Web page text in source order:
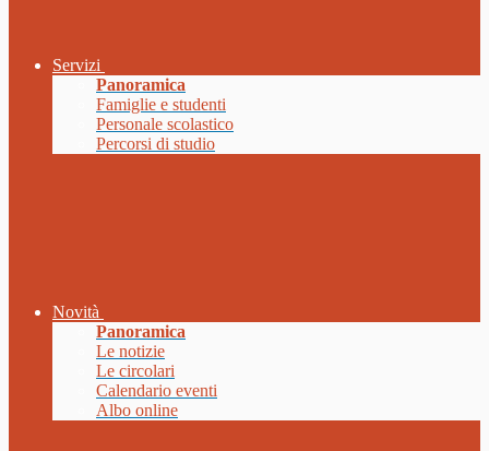
Servizi
Panoramica
Famiglie e studenti
Personale scolastico
Percorsi di studio
Novità
Panoramica
Le notizie
Le circolari
Calendario eventi
Albo online